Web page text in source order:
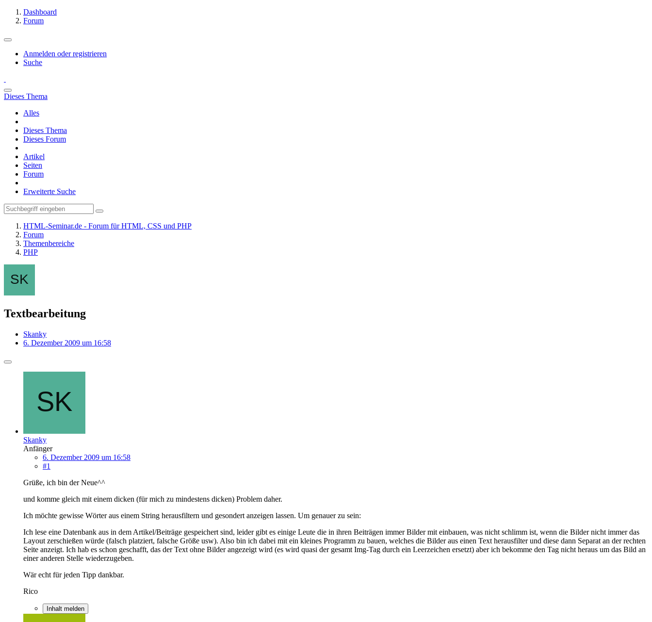
Dashboard
Forum
Anmelden oder registrieren
Suche
Dieses Thema
Alles
Dieses Thema
Dieses Forum
Artikel
Seiten
Forum
Erweiterte Suche
HTML-Seminar.de - Forum für HTML, CSS und PHP
Forum
Themenbereiche
PHP
Textbearbeitung
Skanky
6. Dezember 2009 um 16:58
Skanky
Anfänger
6. Dezember 2009 um 16:58
#1
Grüße, ich bin der Neue^^
und komme gleich mit einem dicken (für mich zu mindestens dicken) Problem daher.
Ich möchte gewisse Wörter aus einem String herausfiltern und gesondert anzeigen lassen. Um genauer zu sein:
Ich lese eine Datenbank aus in dem Artikel/Beiträge gespeichert sind, leider gibt es einige Leute die in ihren Beiträgen immer Bilder mit einbauen, was nicht schlimm ist, wenn die Bilder nicht immer das
Layout zerschießen würde (falsch platziert, falsche Größe usw). Also bin ich dabei mit ein kleines Programm zu bauen, welches die Bilder aus einen Text herausfilter und diese dann Separat an der rechten
Seite anzeigt. Ich hab es schon geschafft, das der Text ohne Bilder angezeigt wird (es wird quasi der gesamt Img-Tag durch ein Leerzeichen ersetzt) aber ich bekomme den Tag nicht heraus um das Bild an
einer anderen Stelle wiederzugeben.
Wär echt für jeden Tipp dankbar.
Rico
Inhalt melden